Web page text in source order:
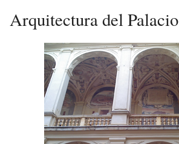
Arquitectura del Palacio